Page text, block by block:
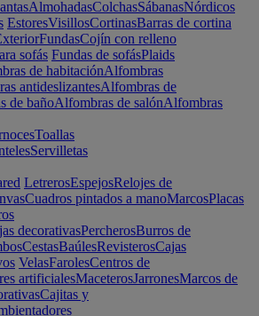
AlmohadasColchasSábanasNórdicos
EstoresVisillosCortinasBarras de cortina
FundasCojín con relleno
sofás Fundas de sofásPlaids
de habitaciónAlfombras
antideslizantesAlfombras de
de bañoAlfombras de salónAlfombras
Toallas
Servilletas
LetrerosEspejosRelojes de
Cuadros pintados a manoMarcosPlacas
decorativasPercherosBurros de
CestasBaúlesRevisterosCajas
VelasFarolesCentros de
artificialesMaceterosJarronesMarcos de
Cajitas y